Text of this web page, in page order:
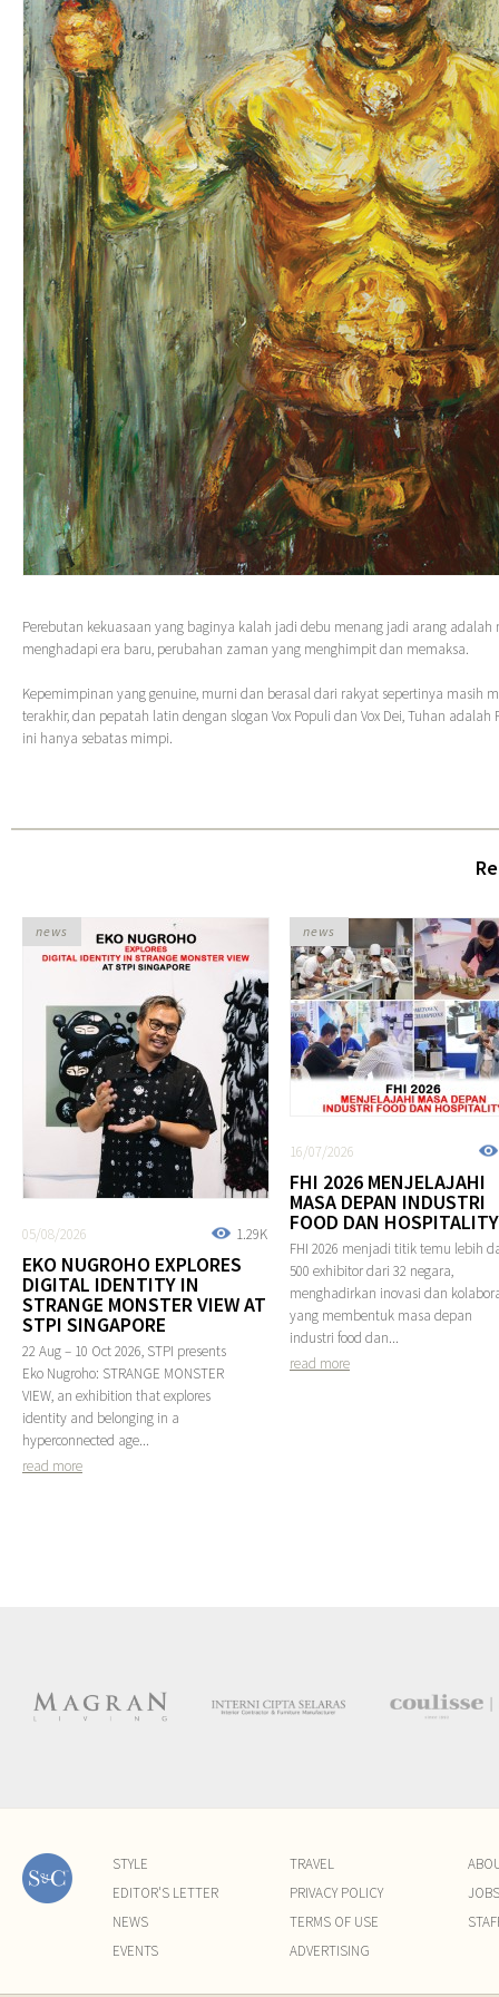
Perebutan kekuasaan yang baginya kalah jadi debu menang jadi arang adalah
menghadapi era baru, perubahan zaman yang menghimpit dan memaksa.
Kepemimpinan yang genuine, murni dan berasal dari rakyat sepertinya masih
terakhir, dan pepatah latin dengan slogan Vox Populi dan Vox Dei, Tuhan
ini hanya sebatas mimpi.
1.29K
05/08/2026
EKO NUGROHO EXPLORES
DIGITAL IDENTITY IN
STRANGE MONSTER VIEW AT
STPI SINGAPORE
22 Aug – 10 Oct 2026, STPI presents
Eko Nugroho: STRANGE MONSTER
VIEW, an exhibition that explores
identity and belonging in a
hyperconnected age...
read more
news
16/07/2026
FHI 2026 MENJELAJAHI
MASA DEPAN INDUSTRI
FOOD DAN HOSPITALITY
FHI 2026 menjadi titik temu lebih
500 exhibitor dari 32 negara,
menghadirkan inovasi dan
yang membentuk masa depan
industri food dan...
read more
news
STYLE
EDITOR'S LETTER
NEWS
EVENTS
TRAVEL
PRIVACY POLICY
TERMS OF USE
ADVERTISING
JOBS